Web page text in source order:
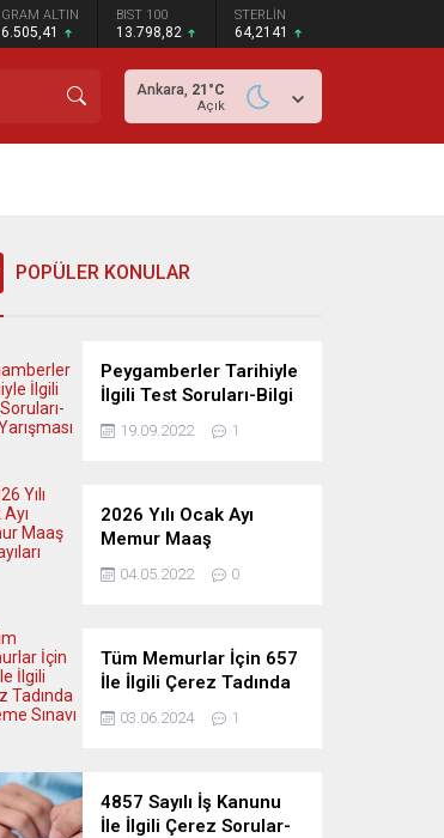
GRAM ALTIN
6.505,41
BIST 100
13.798,82
STERLİN
64,2141
Ankara, 21 °C
Açık
POPÜLER KONULAR
Peygamberler Tarihiyle
İlgili Test Soruları-Bilgi
Yarışması
19.09.2022 1
2026 Yılı Ocak Ayı
Memur Maaş
Katsayıları
04.05.2022 0
Tüm Memurlar İçin 657
İle İlgili Çerez Tadında
Deneme Sınavı
03.06.2024 1
4857 Sayılı İş Kanunu
İle İlgili Çerez Sorular-